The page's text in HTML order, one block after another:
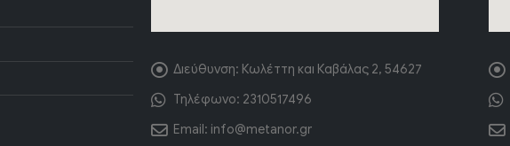
Διεύθυνση: Κωλέττη και Καβάλας 2, 54627
Τηλέφωνο: 2310517496
Email: info@metanor.gr